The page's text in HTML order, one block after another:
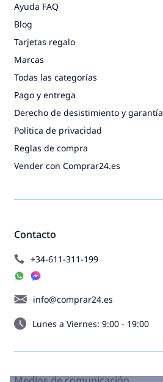
Contacto
+34-611-311-199
info@comprar24.es
Lunes a Viernes: 9:00 - 19:00
Ayuda FAQ
Blog
Tarjetas regalo
Marcas
Todas las categorías
Pago y entrega
Derecho de desistimiento y garantía
Política de privacidad
Reglas de compra
Vender con Comprar24.es